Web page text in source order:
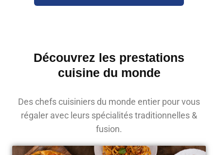
Découvrez les prestations
cuisine du monde
Des chefs cuisiniers du monde entier pour vous
régaler avec leurs spécialités traditionnelles &
fusion.